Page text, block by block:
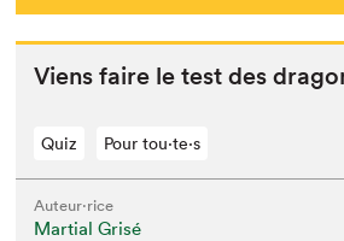
Viens faire le test des
Quiz Pour tou⋅te⋅s
Auteur·rice
Martial Grisé